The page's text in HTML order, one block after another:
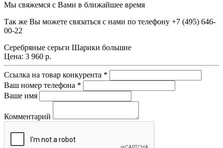
Мы свяжемся с Вами в ближайшее время
Так же Вы можете связаться с нами по телефону +7 (495) 646-
00-22
Серебряные серьги Шарики большие
Цена: 3 960 р.
Ссылка на товар конкурента *
Ваш номер телефона *
Ваше имя
Комментарий